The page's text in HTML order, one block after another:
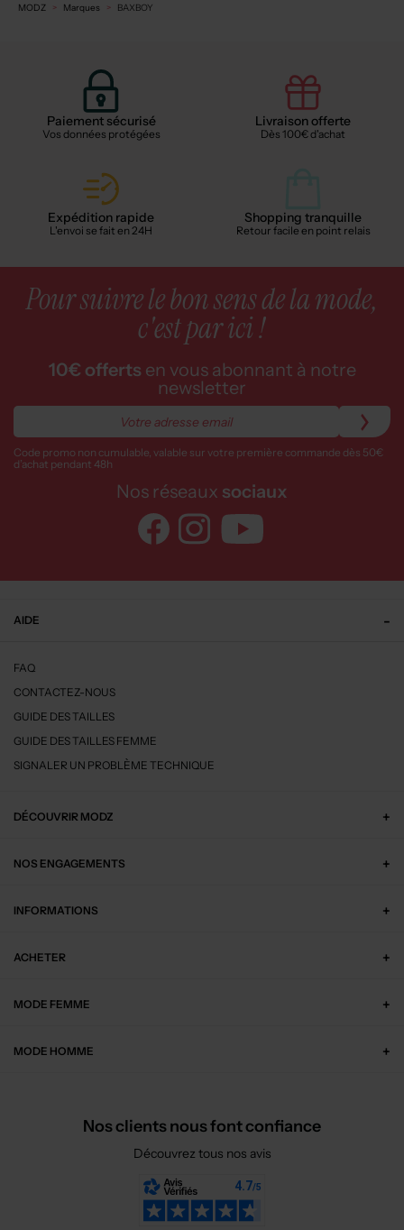
MODZ Marques BAXBOY
Paiement sécurisé
Vos données protégées
Livraison offerte
Dès 100€ d'achat
Expédition rapide
L'envoi se fait en 24H
Shopping tranquille
Retour facile en point relais
Pour suivre le bon sens de la mode,
c'est par ici !
10€ offerts en vous abonnant à notre
newsletter
Code promo non cumulable, valable sur votre première commande dès 50€
d’achat pendant 48h
Nos réseaux sociaux
AIDE
FAQ
CONTACTEZ-NOUS
GUIDE DES TAILLES
GUIDE DES TAILLES FEMME
SIGNALER UN PROBLÈME TECHNIQUE
DÉCOUVRIR MODZ
NOS ENGAGEMENTS
INFORMATIONS
ACHETER
MODE FEMME
MODE HOMME
Nos clients nous font confiance
Découvrez tous nos avis